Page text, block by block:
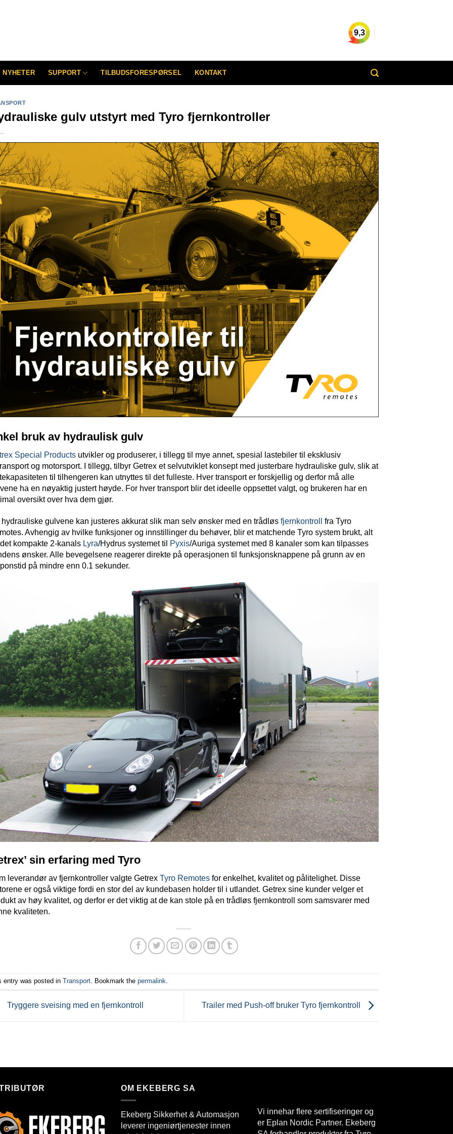
9,3
NYHETER SUPPORT TILBUDSFORESPØRSEL KONTAKT
gulv utstyrt med Tyro fjernkontroller
bruk av hydraulisk gulv
Special Productsutvikler og produserer, i tillegg til mye annet, spesial lastebiler til eksklusiv
og motorsport. I tillegg, tilbyr Getrex et selvutviklet konsept med justerbare hydrauliske gulv, slik at
til tilhengeren kan utnyttes til det fulleste. Hver transport er forskjellig og derfor må alle
ha en nøyaktig justert høyde. For hver transport blir det ideelle oppsettet valgt, og brukeren har en
oversikt over hva dem gjør.
gulvene kan justeres akkurat slik man selv ønsker med en trådløs fjernkontroll
fra Tyro
Avhengig av hvilke funksjoner og innstillinger du behøver, blir et matchende Tyro system brukt, alt
kompakte 2-kanals Lyra/Hydrus systemet til Pyxis/Auriga systemet med 8 kanaler som kan tilpasses
ønsker. Alle bevegelsene reagerer direkte på operasjonen til funksjonsknappene på grunn av en
på mindre enn 0.1 sekunder.
sin erfaring med Tyro
leverandør av fjernkontroller valgte Getrex Tyro Remotesfor enkelhet, kvalitet og pålitelighet. Disse
er også viktige fordi en stor del av kundebasen holder til i utlandet. Getrex sine kunder velger et
av høy kvalitet, og derfor er det viktig at de kan stole på en trådløs fjernkontroll som samsvarer med
kvaliteten.
entry was posted in Transport. Bookmark the permalink.
Tryggere sveising med en fjernkontroll Trailer med Push-off bruker Tyro fjernkontroll
OM EKEBERG SA
Ekeberg Sikkerhet & Automasjon
leverer ingeniørtjenester innen
Vi innehar flere sertifiseringer og
er Eplan Nordic Partner. Ekeberg